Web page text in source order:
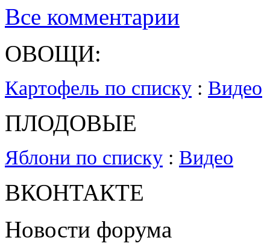
Все комментарии
ОВОЩИ:
Картофель по списку : Видео
ПЛОДОВЫЕ
Яблони по списку : Видео
ВКОНТАКТЕ
Новости форума